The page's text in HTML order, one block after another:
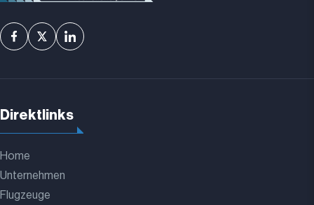
Direktlinks
Home
Unternehmen
Flugzeuge